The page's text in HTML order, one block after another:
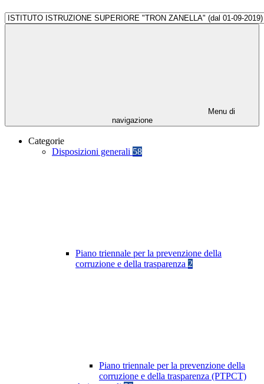
Menu di
navigazione
Categorie
Disposizioni generali 58
Piano triennale per la prevenzione della
corruzione e della trasparenza 2
Piano triennale per la prevenzione della
corruzione e della trasparenza (PTPCT)